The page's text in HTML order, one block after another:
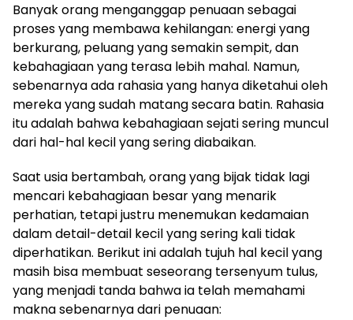
Banyak orang menganggap penuaan sebagai
proses yang membawa kehilangan: energi yang
berkurang, peluang yang semakin sempit, dan
kebahagiaan yang terasa lebih mahal. Namun,
sebenarnya ada rahasia yang hanya diketahui oleh
mereka yang sudah matang secara batin. Rahasia
itu adalah bahwa kebahagiaan sejati sering muncul
dari hal-hal kecil yang sering diabaikan.
Saat usia bertambah, orang yang bijak tidak lagi
mencari kebahagiaan besar yang menarik
perhatian, tetapi justru menemukan kedamaian
dalam detail-detail kecil yang sering kali tidak
diperhatikan. Berikut ini adalah tujuh hal kecil yang
masih bisa membuat seseorang tersenyum tulus,
yang menjadi tanda bahwa ia telah memahami
makna sebenarnya dari penuaan: